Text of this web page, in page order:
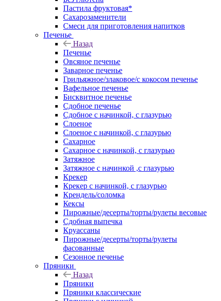
Пастила фруктовая*
Сахарозаменители
Смеси для приготовления напитков
Печенье
Назад
Печенье
Овсяное печенье
Заварное печенье
Грильяжное/злаковое/с кокосом печенье
Вафельное печенье
Бисквитное печенье
Сдобное печенье
Сдобное с начинкой, с глазурью
Слоеное
Слоеное с начинкой, с глазурью
Сахарное
Сахарное с начинкой, с глазурью
Затяжное
Затяжное с начинкой ,с глазурью
Крекер
Крекер с начинкой, с глазурью
Крендель/соломка
Кексы
Пирожные/десерты/торты/рулеты весовые
Сдобная выпечка
Круассаны
Пирожные/десерты/торты/рулеты
фасованные
Сезонное печенье
Пряники
Назад
Пряники
Пряники классические